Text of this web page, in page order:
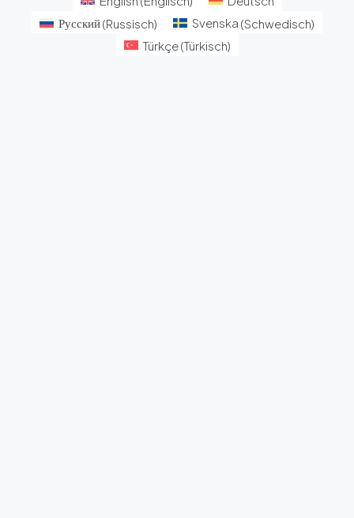
Русский(Russisch) Svenska (Schwedisch)
Türkçe(Türkisch)